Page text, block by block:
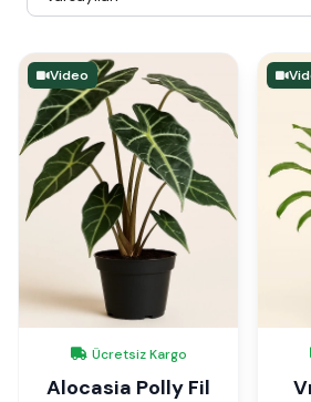
Video
Ücretsiz Kargo
Alocasia Polly Fil